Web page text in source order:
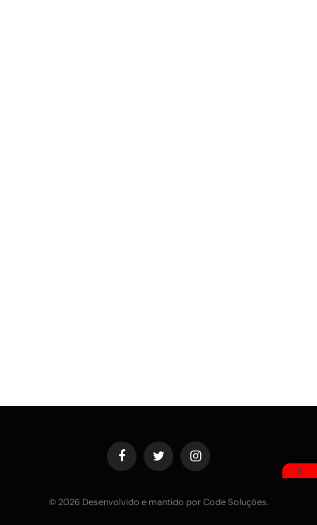
FacebookTwitter Instagram
© 2026 Desenvolvido e mantido por Code Soluções.
X